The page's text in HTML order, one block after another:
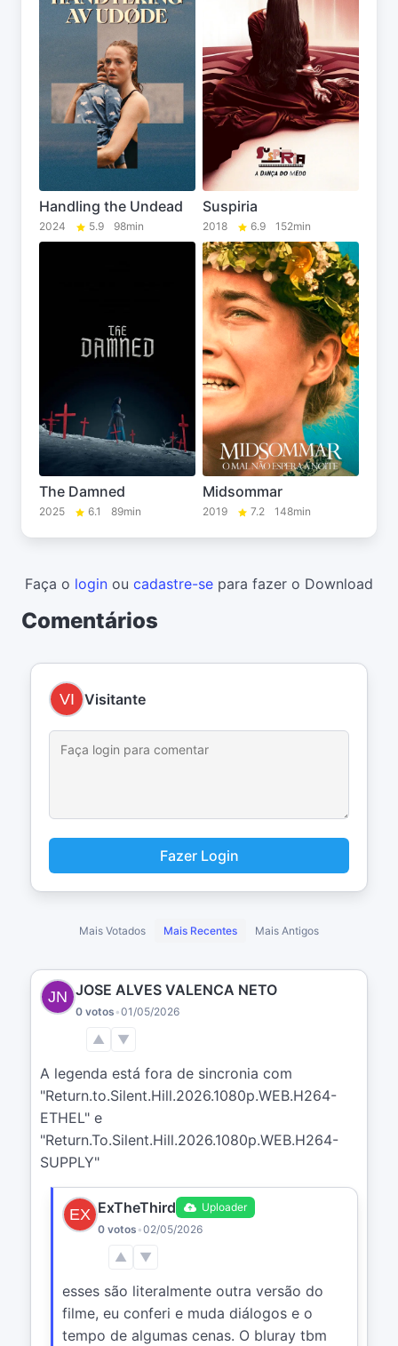
Handling the Undead
2024 5.9 98min
Suspiria
2018 6.9 152min
The Damned
2025 6.1 89min
Midsommar
2019 7.2 148min
Faça o login ou cadastre-se para fazer o Download
Comentários
Visitante
Fazer Login
Mais Votados Mais Recentes Mais Antigos
JOSE ALVES VALENCA NETO
0 votos •01/05/2026
▲ ▼
A legenda está fora de sincronia com
"Return.to.Silent.Hill.2026.1080p.WEB.H264-
ETHEL" e
"Return.To.Silent.Hill.2026.1080p.WEB.H264-
SUPPLY"
ExTheThird
Uploader
0 votos •02/05/2026
▲ ▼
esses são literalmente outra versão do
filme, eu conferi e muda diálogos e o
tempo de algumas cenas. O bluray tbm